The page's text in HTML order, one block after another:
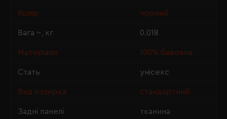
Колір чорний
Вага ~, кг 0.018
Матеріали 100% бавовна
Стать унісекс
Вид козирка стандартний
Задні панелі тканина